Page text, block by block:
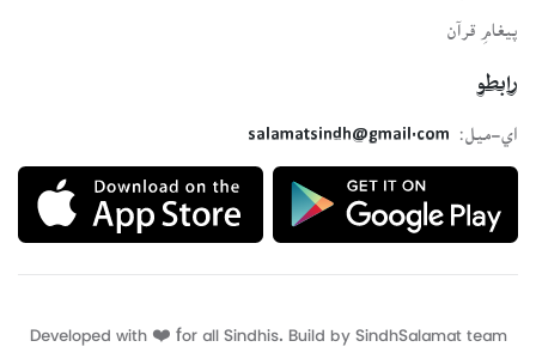
پيغامِ قرآن
رابطو
اي-ميل:
salamatsindh@gmail.com
Developed with ❤️ for all Sindhis. Build by